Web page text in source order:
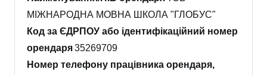
МІЖНАРОДНА МОВНА ШКОЛА "ГЛОБУС"
Код за ЄДРПОУ або ідентифікаційний номер
орендаря35269709
Номер телефону працівника орендаря,